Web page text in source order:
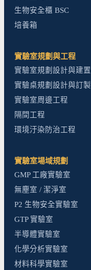
生物安全櫃 BSC
培養箱
實驗室規劃與工程
實驗室規劃設計與建置
實驗桌規劃設計與訂製
實驗室周邊工程
隔間工程
環境汙染防治工程
實驗室場域規劃
GMP 工廠實驗室
無塵室 / 潔淨室
P2 生物安全實驗室
GTP 實驗室
半導體實驗室
化學分析實驗室
材料科學實驗室